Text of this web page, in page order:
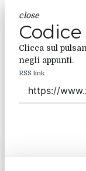
close
Codice
Clicca sul
negli appunti.
RSS link